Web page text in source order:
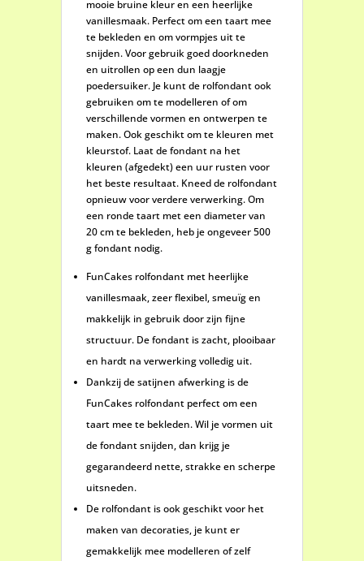
mooie bruine kleur en een heerlijke
vanillesmaak. Perfect om een taart mee
te bekleden en om vormpjes uit te
snijden. Voor gebruik goed doorkneden
en uitrollen op een dun laagje
poedersuiker. Je kunt de rolfondant ook
gebruiken om te modelleren of om
verschillende vormen en ontwerpen te
maken. Ook geschikt om te kleuren met
kleurstof. Laat de fondant na het
kleuren (afgedekt) een uur rusten voor
het beste resultaat. Kneed de rolfondant
opnieuw voor verdere verwerking. Om
een ronde taart met een diameter van
20 cm te bekleden, heb je ongeveer 500
g fondant nodig.
FunCakes rolfondant met heerlijke
vanillesmaak, zeer flexibel, smeuïg en
makkelijk in gebruik door zijn fijne
structuur. De fondant is zacht, plooibaar
en hardt na verwerking volledig uit.
Dankzij de satijnen afwerking is de
FunCakes rolfondant perfect om een
taart mee te bekleden. Wil je vormen uit
de fondant snijden, dan krijg je
gegarandeerd nette, strakke en scherpe
uitsneden.
De rolfondant is ook geschikt voor het
maken van decoraties, je kunt er
gemakkelijk mee modelleren of zelf